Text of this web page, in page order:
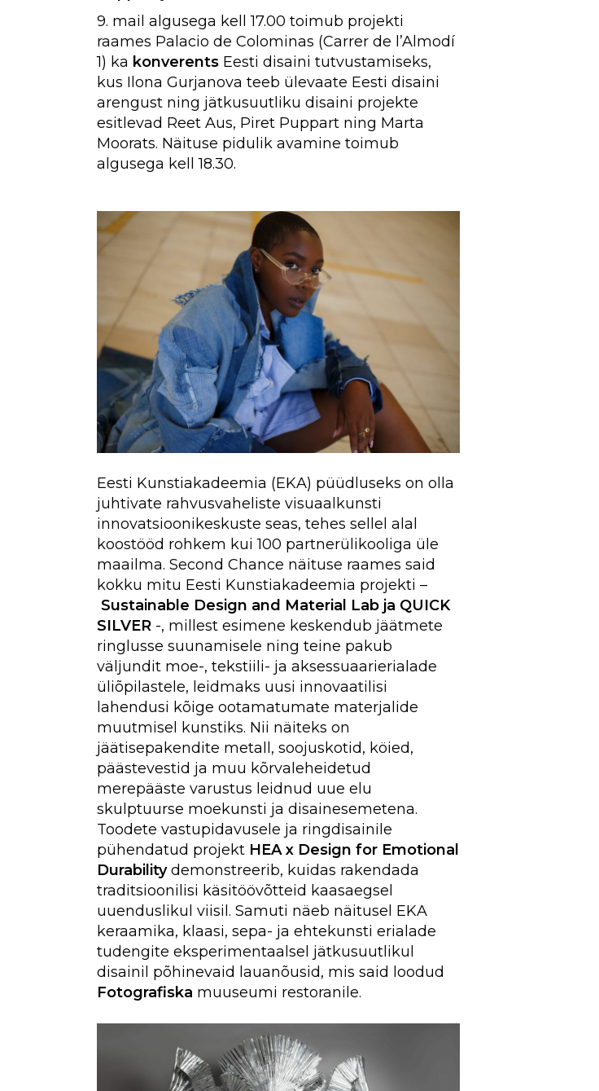
9. mail algusega kell 17.00 toimub projekti
raames Palacio de Colominas (Carrer de l’Almodí
1) ka konverents Eesti disaini tutvustamiseks,
kus Ilona Gurjanova teeb ülevaate Eesti disaini
arengust ning jätkusuutliku disaini projekte
esitlevad Reet Aus, Piret Puppart ning Marta
Moorats. Näituse pidulik avamine toimub
algusega kell 18.30.
Eesti Kunstiakadeemia (EKA) püüdluseks on olla
juhtivate rahvusvaheliste visuaalkunsti
innovatsioonikeskuste seas, tehes sellel alal
koostööd rohkem kui 100 partnerülikooliga üle
maailma. Second Chance näituse raames said
kokku mitu Eesti Kunstiakadeemia projekti –
Sustainable Design and Material Lab ja QUICK
SILVER -, millest esimene keskendub jäätmete
ringlusse suunamisele ning teine pakub
väljundit moe-, tekstiili- ja aksessuaarierialade
üliõpilastele, leidmaks uusi innovaatilisi
lahendusi kõige ootamatumate materjalide
muutmisel kunstiks. Nii näiteks on
jäätisepakendite metall, soojuskotid, köied,
päästevestid ja muu kõrvaleheidetud
merepääste varustus leidnud uue elu
skulptuurse moekunsti ja disainesemetena.
Toodete vastupidavusele ja ringdisainile
pühendatud projekt HEA x Design for Emotional
Durabilitydemonstreerib, kuidas rakendada
traditsioonilisi käsitöövõtteid kaasaegsel
uuenduslikul viisil. Samuti näeb näitusel EKA
keraamika, klaasi, sepa- ja ehtekunsti erialade
tudengite eksperimentaalsel jätkusuutlikul
disainil põhinevaid lauanõusid, mis said loodud
Fotografiska muuseumi restoranile.